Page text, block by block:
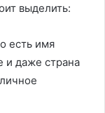
выделить:
есть имя
и даже страна